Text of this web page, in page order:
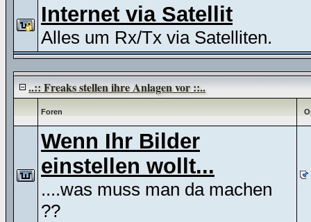
Internet via Satellit
Alles um Rx/Tx via Satelliten.
..:: Freaks stellen ihre Anlagen vor ::..
Foren
Wenn Ihr Bilder
einstellen wollt...
....was muss man da machen
??